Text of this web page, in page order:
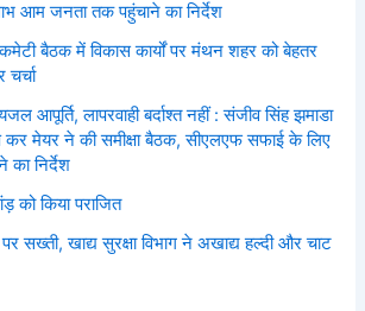
आम जनता तक पहुंचाने का निर्देश
बैठक में विकास कार्यों पर मंथन शहर को बेहतर
चर्चा
आपूर्ति, लापरवाही बर्दाश्त नहीं : संजीव सिंह झमाडा
कर मेयर ने की समीक्षा बैठक, सीएलएफ सफाई के लिए
का निर्देश
को किया पराजित
सख्ती, खाद्य सुरक्षा विभाग ने अखाद्य हल्दी और चाट